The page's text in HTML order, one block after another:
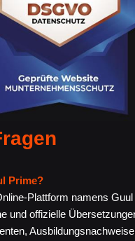
Prime?
Plattform namens
und offizielle